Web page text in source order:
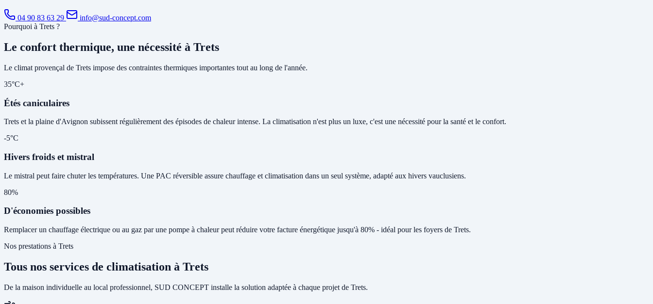
04 90 83 63 29
info@sud-concept.com
Pourquoi à Trets ?
Le confort thermique, une nécessité à Trets
Le climat provençal de Trets impose des contraintes thermiques importantes tout au long de l'année.
35°C+
Étés caniculaires
Trets et la plaine d'Avignon subissent régulièrement des épisodes de chaleur intense. La climatisation n'est plus un luxe, c'est une nécessité pour la santé et le confort.
-5°C
Hivers froids et mistral
Le mistral peut faire chuter les températures. Une PAC réversible assure chauffage et climatisation dans un seul système, adapté aux hivers vauclusiens.
80%
D'économies possibles
Remplacer un chauffage électrique ou au gaz par une pompe à chaleur peut réduire votre facture énergétique jusqu'à 80% - idéal pour les foyers de Trets.
Nos prestations à Trets
Tous nos services de climatisation à Trets
De la maison individuelle au local professionnel, SUD CONCEPT installe la solution adaptée à chaque projet de Trets.